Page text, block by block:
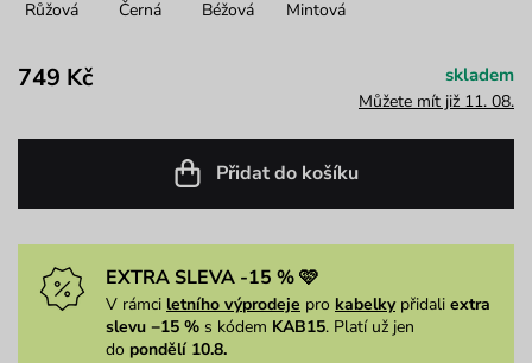
Růžová Černá Béžová Mintová
749 Kč skladem
Můžete mít již 11. 08.
Přidat do košíku
EXTRA SLEVA -15 % 🩷
V rámci letního výprodeje pro kabelkypřidali extra
slevu −15 % s kódem KAB15. Platí už jen
do pondělí 10.8.